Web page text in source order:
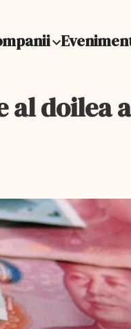
doilea